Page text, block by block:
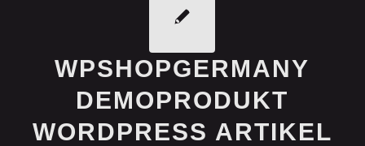
WPSHOPGERMANY
DEMOPRODUKT
WORDPRESS ARTIKEL